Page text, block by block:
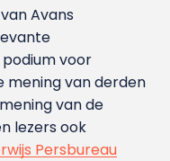
Avans
voor
mening van derden
van de
lezers ook
Persbureau